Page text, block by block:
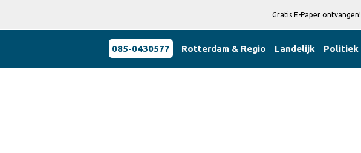
Gratis E-Paper ontvangen!
085-0430577 Rotterdam & Regio Landelijk Politiek